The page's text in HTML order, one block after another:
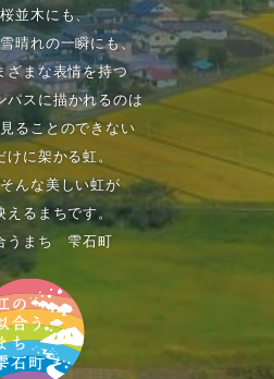
並木にも、
晴れの一瞬にも、
ざまな表情を持つ
パスに描かれるのは
ることのできない
けに架かる虹。
んな美しい虹が
えるまちです。
うまち 雫石町